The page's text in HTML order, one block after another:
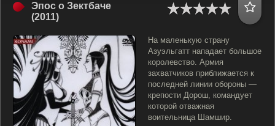
Эпос о Зектбаче
(2011)
На маленькую страну
Азуэльгатт нападает большое
королевство. Армия
захватчиков приближается к
последней линии обороны —
крепости Дорош, командует
которой отважная
воительница Шамшир.